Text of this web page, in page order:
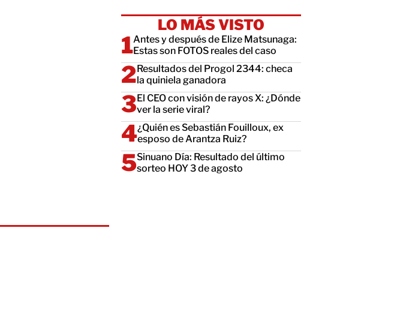
LO MÁS VISTO
Antes y después de Elize Matsunaga:
Estas son FOTOS reales del caso
Resultados del Progol 2344: checa
la quiniela ganadora
El CEO con visión de rayos X: ¿Dónde
ver la serie viral?
¿Quién es Sebastián Fouilloux, ex
esposo de Arantza Ruiz?
Sinuano Día: Resultado del último
sorteo HOY 3 de agosto